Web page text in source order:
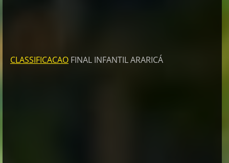
CLASSIFICACAO FINAL INFANTIL ARARICÁ